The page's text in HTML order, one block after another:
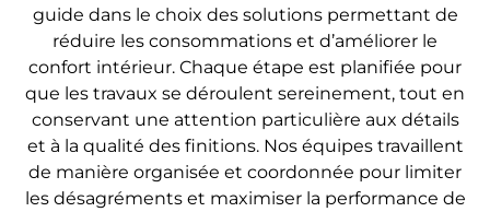
guide dans le choix des solutions permettant de
réduire les consommations et d’améliorer le
confort intérieur. Chaque étape est planifiée pour
que les travaux se déroulent sereinement, tout en
conservant une attention particulière aux détails
et à la qualité des finitions. Nos équipes travaillent
de manière organisée et coordonnée pour limiter
les désagréments et maximiser la performance de